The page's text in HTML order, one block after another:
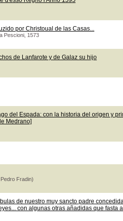
por Christoual de las Casas...
Pescioni, 1573
de Lanfarote y de Galaz su hijo
del Espada: con la historia del origen y
Medrano]
Fradin)
de nuestro muy sancto padre
con algunas otras añadidas que fasta